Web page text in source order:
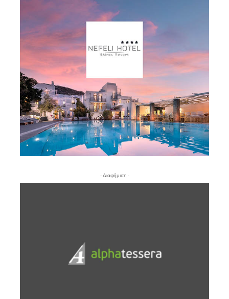
- Διαφήμιση -